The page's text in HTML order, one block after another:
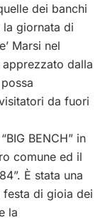
dei banchi
giornata di
Marsi nel
dalla
da fuori
BENCH” in
comune ed il
È stata una
di gioia dei
la